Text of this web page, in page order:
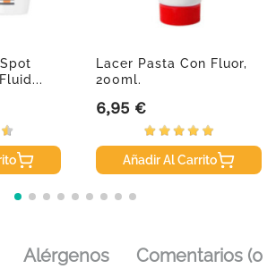
Lacer Pasta Con Fluor,
200ml.
Precio
6,95 €
Añadir Al Carrito
Alérgenos Comentarios (0)